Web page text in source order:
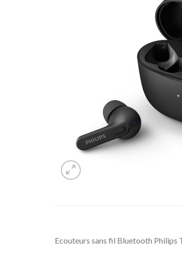
Ecouteurs sans fil Bluetooth